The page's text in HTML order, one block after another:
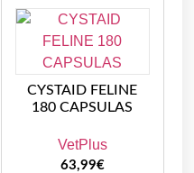
CYSTAID FELINE
180 CAPSULAS
VetPlus
63,99€